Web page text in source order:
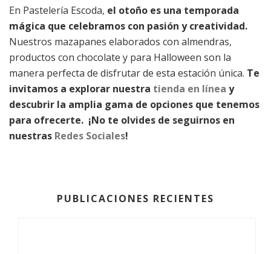
En Pastelería Escoda, el otoño es una temporada
mágica que celebramos con pasión y creatividad.
Nuestros mazapanes elaborados con almendras,
productos con chocolate y para Halloween son la
manera perfecta de disfrutar de esta estación única. Te
invitamos a explorar nuestra tienda en línea y
descubrir la amplia gama de opciones que tenemos
para ofrecerte. ¡No te olvides de seguirnos en
nuestras Redes Sociales!
PUBLICACIONES RECIENTES